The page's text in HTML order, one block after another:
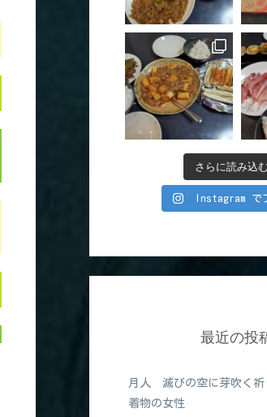
さらに読み込
Instagram で
最近の投
月人 滅びの空に芽吹く祈
着物の女性